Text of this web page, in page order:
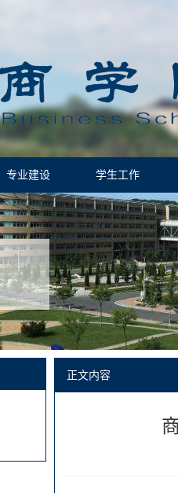
专业建设 学生工作
正文内容